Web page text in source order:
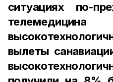
ситуациях по-
вылеты